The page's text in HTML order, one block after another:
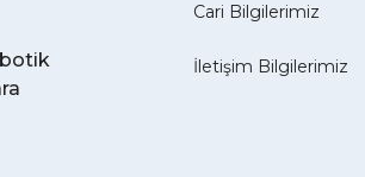
Cari Bilgilerimiz
İletişim Bilgilerimiz